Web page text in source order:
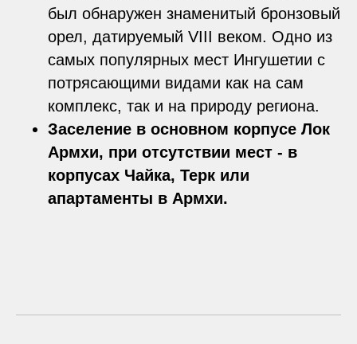
был обнаружен знаменитый бронзовый
орел, датируемый VIII веком. Одно из
самых популярных мест Ингушетии с
потрясающими видами как на сам
комплекс, так и на природу региона.
Заселение в основном корпусе Лок
Армхи, при отсутствии мест - в
корпусах Чайка, Терк или
апартаменты в Армхи.